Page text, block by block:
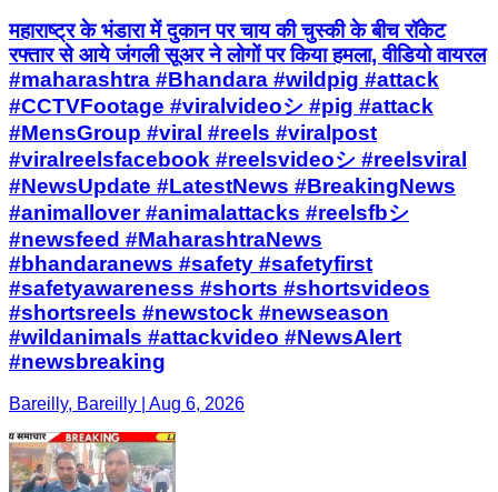
महाराष्ट्र के भंडारा में दुकान पर चाय की चुस्की के बीच रॉकेट
रफ्तार से आये जंगली सूअर ने लोगों पर किया हमला, वीडियो वायरल
#maharashtra #Bhandara #wildpig #attack
#CCTVFootage #viralvideoシ #pig #attack
#MensGroup #viral #reels #viralpost
#viralreelsfacebook #reelsvideoシ #reelsviral
#NewsUpdate #LatestNews #BreakingNews
#animallover #animalattacks #reelsfbシ
#newsfeed #MaharashtraNews
#bhandaranews #safety #safetyfirst
#safetyawareness #shorts #shortsvideos
#shortsreels #newstock #newseason
#wildanimals #attackvideo #NewsAlert
#newsbreaking
Bareilly, Bareilly | Aug 6, 2026